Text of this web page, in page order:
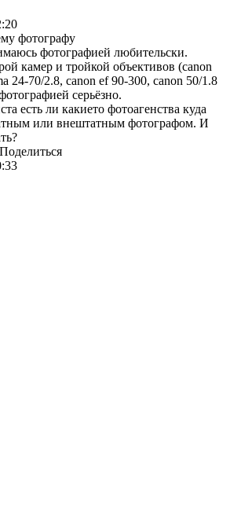
фотографу
фотографией любительски.
камер и тройкой объективов (canon
24-70/2.8, canon ef 90-300, canon 50/1.8
серьёзно.
есть ли какието фотоагенства куда
или внештатным фотографом. И
Поделиться